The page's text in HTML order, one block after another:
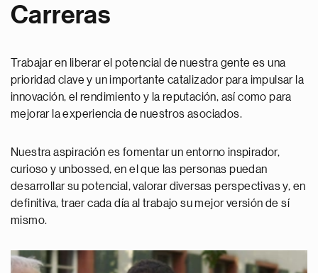
Carreras
Trabajar en liberar el potencial de nuestra gente es una
prioridad clave y un importante catalizador para impulsar la
innovación, el rendimiento y la reputación, así como para
mejorar la experiencia de nuestros asociados.
Nuestra aspiración es fomentar un entorno inspirador,
curioso y unbossed, en el que las personas puedan
desarrollar su potencial, valorar diversas perspectivas y, en
definitiva, traer cada día al trabajo su mejor versión de sí
mismo.